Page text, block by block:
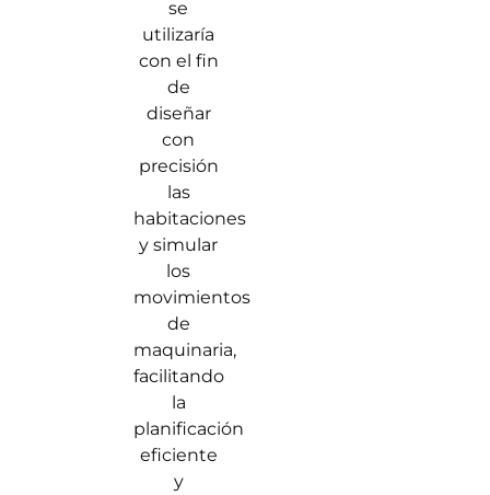
se
utilizaría
con el fin
de
diseñar
con
precisión
las
habitaciones
y simular
los
movimientos
de
maquinaria,
facilitando
la
planificación
eficiente
y